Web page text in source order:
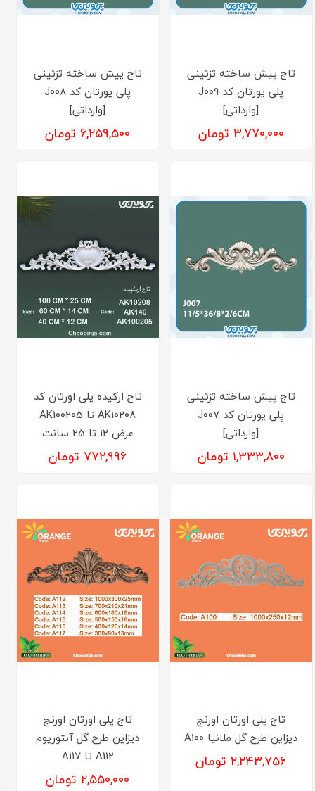
تاج پیش ساخته تزئینی
پلی یورتان کد J009
[وارداتی]
۳,۷۷۰,۰۰۰ تومان
تاج پیش ساخته تزئینی
پلی یورتان کد J008
[وارداتی]
۶,۲۵۹,۵۰۰ تومان
تاج پیش ساخته تزئینی
پلی یورتان کد J007
[وارداتی]
۱,۳۳۳,۸۰۰ تومان
تاج ارکیده پلی اورتان کد
AK10208 تا AK100205
عرض 12 تا 25 سانت
۷۷۲,۹۹۶ تومان
تاج پلی اورتان اورنج
دیزاین طرح گل ملانیا A100
۲,۲۴۳,۷۵۶ تومان
تاج پلی اورتان اورنج
دیزاین طرح گل آنتوریوم
A112 تا A117
۲,۵۵۰,۰۰۰ تومان